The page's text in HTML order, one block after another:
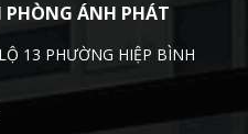
ÁNH PHÁT
13 PHƯỜNG HIỆP BÌNH